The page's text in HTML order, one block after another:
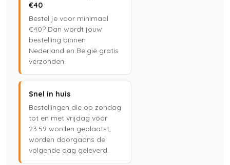
€40
Bestel je voor minimaal
€40? Dan wordt jouw
bestelling binnen
Nederland en België gratis
verzonden.
Snel in huis
Bestellingen die op zondag
tot en met vrijdag vóór
23:59 worden geplaatst,
worden doorgaans de
volgende dag geleverd.